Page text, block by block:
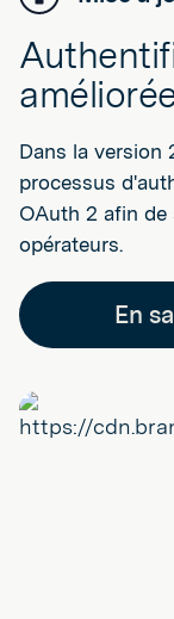
Dans la version
processus
OAuth 2 afin de
opérateurs.
En